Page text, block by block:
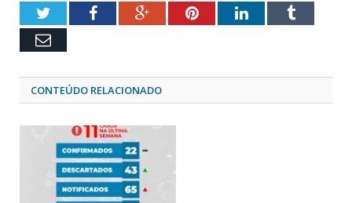
TwitterFacebookGoogle+PinterestLinkedInTumblr
Email
CONTEÚDO RELACIONADO